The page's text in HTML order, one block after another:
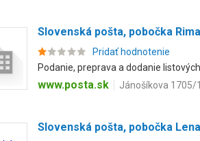
Slovenská pošta, pobočka
Pridať hodnotenie
Podanie, preprava a dodanie
www.posta.sk Jánošíkova 1705/
Slovenská pošta, pobočka